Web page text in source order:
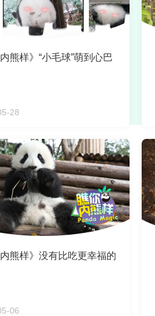
内熊样》“小毛球”萌到心巴
28
内熊样》没有比吃更幸福的
06